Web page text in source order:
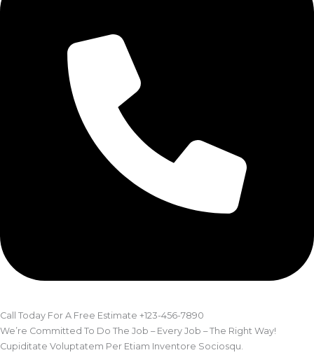
Call Today For A Free Estimate +123-456-7890
We’re Committed To Do The Job – Every Job – The Right Way!
Cupiditate Voluptatem Per Etiam Inventore Sociosqu.